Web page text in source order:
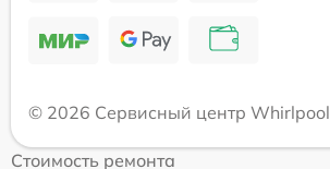
© 2026 Сервисный центр Whirlpool
Стоимость ремонта